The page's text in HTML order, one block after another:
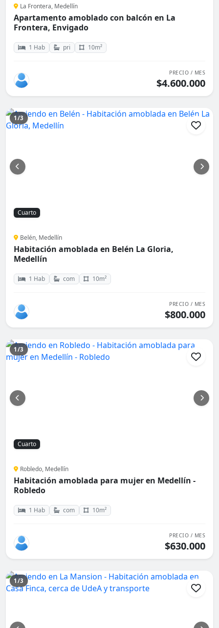
La Frontera, Medellín
Apartamento amoblado con balcón en La
Frontera, Envigado
1 Hab pri 10m²
PRECIO / MES
$4.600.000
1/3
Cuarto
Belén, Medellín
Habitación amoblada en Belén La Gloria,
Medellín
1 Hab com 10m²
PRECIO / MES
$800.000
1/3
Cuarto
Robledo, Medellín
Habitación amoblada para mujer en Medellín -
Robledo
1 Hab com 10m²
PRECIO / MES
$630.000
1/3